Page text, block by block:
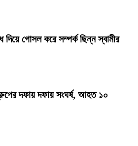
দিয়ে গোসল করে সম্পর্ক ছিন্ন স্বামীর
দফায় দফায় সংঘর্ষ, আহত ১০